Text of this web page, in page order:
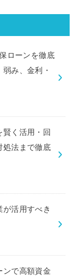
ローンを徹底
み、金利・
く活用・回
処法まで徹底
活用すべき
ンで高額資金